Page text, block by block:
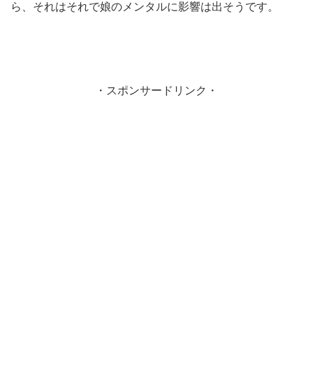
ら、それはそれで娘のメンタルに影響は出そうです。
・スポンサードリンク・